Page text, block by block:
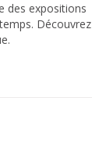
des expositions
Découvrez